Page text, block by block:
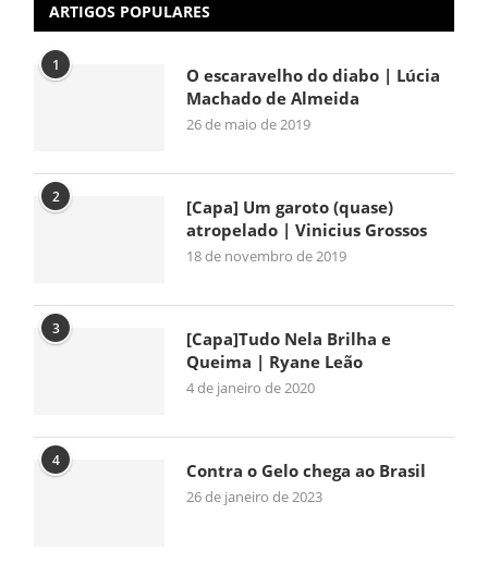
ARTIGOS POPULARES
1
O escaravelho do diabo | Lúcia
Machado de Almeida
26 de maio de 2019
2
[Capa] Um garoto (quase)
atropelado | Vinicius Grossos
18 de novembro de 2019
3
[Capa]Tudo Nela Brilha e
Queima | Ryane Leão
4 de janeiro de 2020
4 Contra o Gelo chega ao Brasil
26 de janeiro de 2023